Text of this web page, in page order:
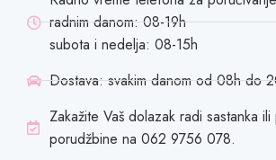
radnim danom: 08-19h
subota i nedelja: 08-15h
Dostava: svakim danom od 08h do
Zakažite Vaš dolazak radi sastanka ili
porudžbine na 062 9756 078.